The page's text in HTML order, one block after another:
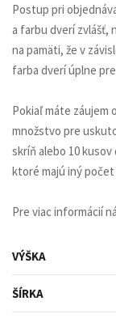
Postup pri
a farbu dverí zvlášť,
na pamäti, že v
farba dverí úplne
Pokiaľ máte
množstvo pre
skríň alebo 10
ktoré majú iný počet
Pre viac informácií
VÝŠKA
ŠÍRKA